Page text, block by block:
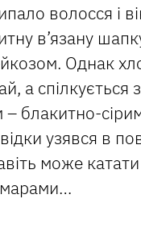
волосся і
в’язану
Однак
а спілкується
блакитно-
узявся в
може